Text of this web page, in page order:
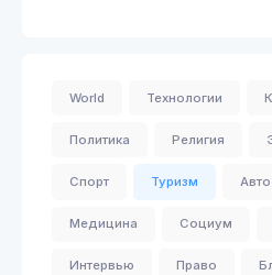
World Технологии
Политика Религия
Спорт Туризм Авто
Медицина Социум
Интервью Право